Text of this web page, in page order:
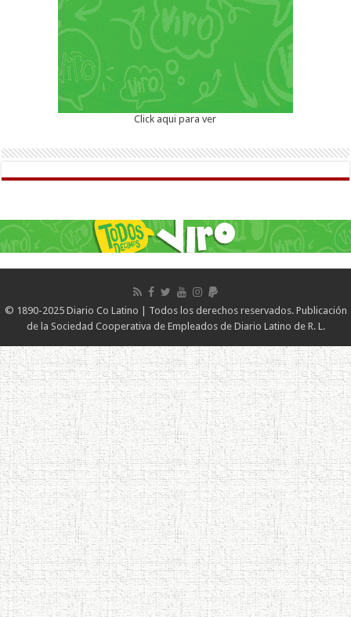
Click aqui para ver
© 1890-2025 Diario Co Latino | Todos los derechos reservados. Publicación
de la Sociedad Cooperativa de Empleados de Diario Latino de R. L.